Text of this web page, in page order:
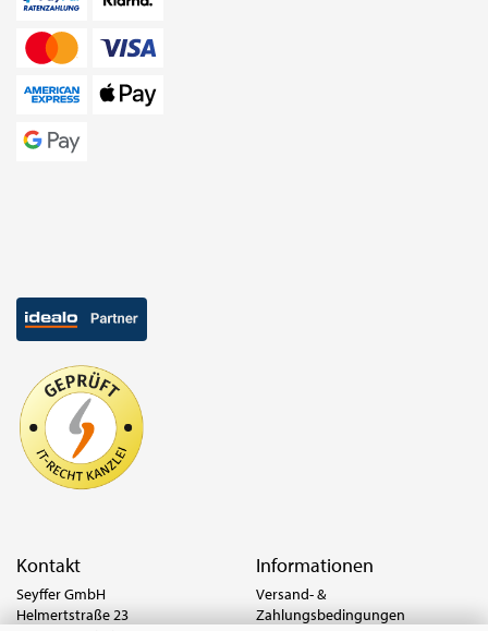
Kontakt
Seyffer GmbH
Helmertstraße 23
Informationen
Versand- &
Zahlungsbedingungen